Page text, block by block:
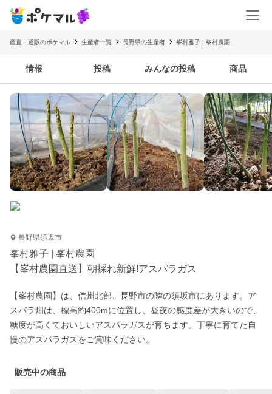
産直・通販のポケマル 生産者一覧 長野県の生産者 峯村雅子 | 峯村農園
情報 投稿 みんなの投稿 商品
長野県須坂市
峯村雅子 | 峯村農園
【峯村農園直送】朝採れ新鮮!アスパラガス
【峯村農園】は、信州北部、長野市の隣の須坂市にあります。ア
スパラ畑は、標高約400mに位置し、昼夜の感度差が大きいので、
糖度が高くておいしいアスパラガスが育ちます。丁寧に育てた自
慢のアスパラガスをご賞味ください。
販売中の商品